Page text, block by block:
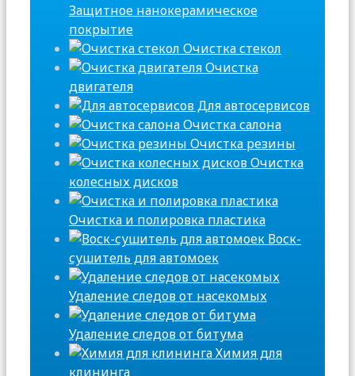
Защитное нанокерамическое
покрытие
Очистка стекол
Очистка
двигателя
Для автосервисов
Очистка салона
Очистка резины
Очистка
колесных дисков
Очистка и полировка пластика
Воск-
сушитель для автомоек
Удаление следов от насекомых
Удаление следов от битума
Химия для
клининга